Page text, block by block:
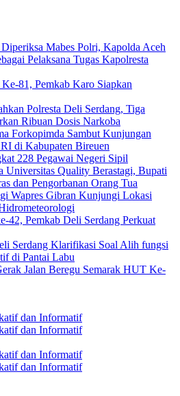
Mabes Polri, Kapolda Aceh
Pelaksana Tugas Kapolresta
81, Pemkab Karo Siapkan
Polresta Deli Serdang, Tiga
Ribuan Dosis Narkoba
Forkopimda Sambut Kunjungan
di Kabupaten Bireuen
228 Pegawai Negeri Sipil
Universitas Quality Berastagi, Bupati
dan Pengorbanan Orang Tua
Wapres Gibran Kunjungi Lokasi
42, Pemkab Deli Serdang Perkuat
Serdang Klarifikasi Soal Alih fungsi
di Pantai Labu
Jalan Beregu Semarak HUT Ke-